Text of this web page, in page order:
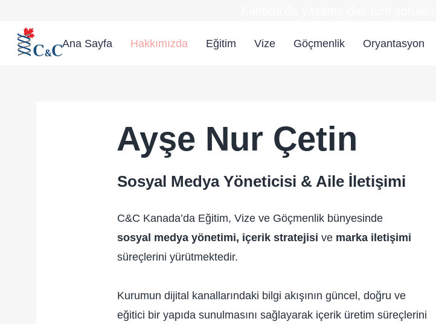
Ana Sayfa Hakkımızda Eğitim Vize Göçmenlik Oryantasyon
Ayşe Nur Çetin
Sosyal Medya Yöneticisi & Aile İletişimi
C&C Kanada’da Eğitim, Vize ve Göçmenlik bünyesinde
sosyal medya yönetimi, içerik stratejisi ve marka iletişimi
süreçlerini yürütmektedir.
Kurumun dijital kanallarındaki bilgi akışının güncel, doğru ve
eğitici bir yapıda sunulmasını sağlayarak içerik üretim süreçlerini